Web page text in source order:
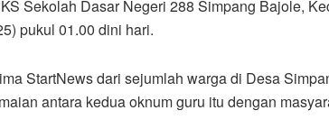
Sekolah Dasar Negeri 288 Simpang Bajole,
pukul 01.00 dini hari.
StartNews dari sejumlah warga di Desa
antara kedua oknum guru itu dengan